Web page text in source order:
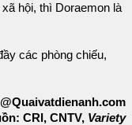
hội, thì Doraemon là
các phòng chiếu,
CRI, CNTV, Variety